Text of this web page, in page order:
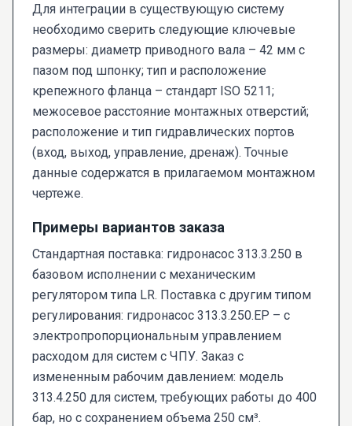
Для интеграции в существующую систему
необходимо сверить следующие ключевые
размеры: диаметр приводного вала – 42 мм с
пазом под шпонку; тип и расположение
крепежного фланца – стандарт ISO 5211;
межосевое расстояние монтажных отверстий;
расположение и тип гидравлических портов
(вход, выход, управление, дренаж). Точные
данные содержатся в прилагаемом монтажном
чертеже.
Примеры вариантов заказа
Стандартная поставка: гидронасос 313.3.250 в
базовом исполнении с механическим
регулятором типа LR. Поставка с другим типом
регулирования: гидронасос 313.3.250.EP – с
электропропорциональным управлением
расходом для систем с ЧПУ. Заказ с
измененным рабочим давлением: модель
313.4.250 для систем, требующих работы до 400
бар, но с сохранением объема 250 см³.